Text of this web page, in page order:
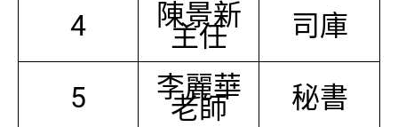
4 陳景新
主任 司庫
5 李麗華
老師 秘書